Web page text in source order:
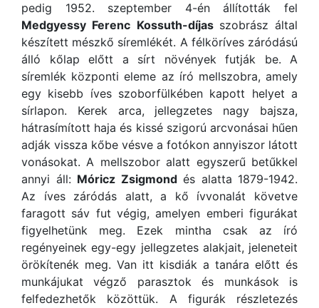
pedig 1952. szeptember 4-én állították fel
Medgyessy Ferenc Kossuth-díjasszobrász által
készített mészkő síremlékét. A félköríves záródású
álló kőlap előtt a sírt növények futják be. A
síremlék központi eleme az író mellszobra, amely
egy kisebb íves szoborfülkében kapott helyet a
sírlapon. Kerek arca, jellegzetes nagy bajsza,
hátrasímított haja és kissé szigorú arcvonásai hűen
adják vissza kőbe vésve a fotókon annyiszor látott
vonásokat. A mellszobor alatt egyszerű betűkkel
annyi áll: Móricz Zsigmondés alatta 1879-1942.
Az íves záródás alatt, a kő ívvonalát követve
faragott sáv fut végig, amelyen emberi figurákat
figyelhetünk meg. Ezek mintha csak az író
regényeinek egy-egy jellegzetes alakjait, jeleneteit
örökítenék meg. Van itt kisdiák a tanára előtt és
munkájukat végző parasztok és munkások is
felfedezhetők közöttük. A figurák részletezés